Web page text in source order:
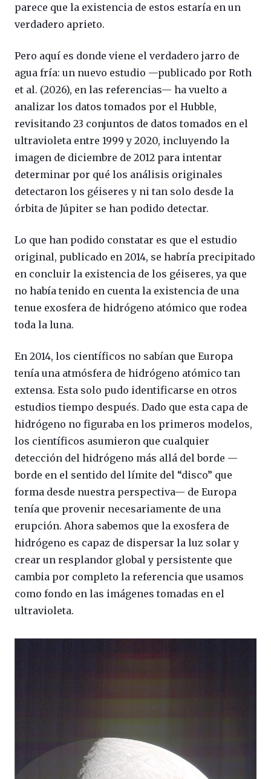
parece que la existencia de estos estaría en un
verdadero aprieto.
Pero aquí es donde viene el verdadero jarro de
agua fría: un nuevo estudio —publicado por Roth
et al. (2026), en las referencias— ha vuelto a
analizar los datos tomados por el Hubble,
revisitando 23 conjuntos de datos tomados en el
ultravioleta entre 1999 y 2020, incluyendo la
imagen de diciembre de 2012 para intentar
determinar por qué los análisis originales
detectaron los géiseres y ni tan solo desde la
órbita de Júpiter se han podido detectar.
Lo que han podido constatar es que el estudio
original, publicado en 2014, se habría precipitado
en concluir la existencia de los géiseres, ya que
no había tenido en cuenta la existencia de una
tenue exosfera de hidrógeno atómico que rodea
toda la luna.
En 2014, los científicos no sabían que Europa
tenía una atmósfera de hidrógeno atómico tan
extensa. Esta solo pudo identificarse en otros
estudios tiempo después. Dado que esta capa de
hidrógeno no figuraba en los primeros modelos,
los científicos asumieron que cualquier
detección del hidrógeno más allá del borde —
borde en el sentido del límite del “disco” que
forma desde nuestra perspectiva— de Europa
tenía que provenir necesariamente de una
erupción. Ahora sabemos que la exosfera de
hidrógeno es capaz de dispersar la luz solar y
crear un resplandor global y persistente que
cambia por completo la referencia que usamos
como fondo en las imágenes tomadas en el
ultravioleta.